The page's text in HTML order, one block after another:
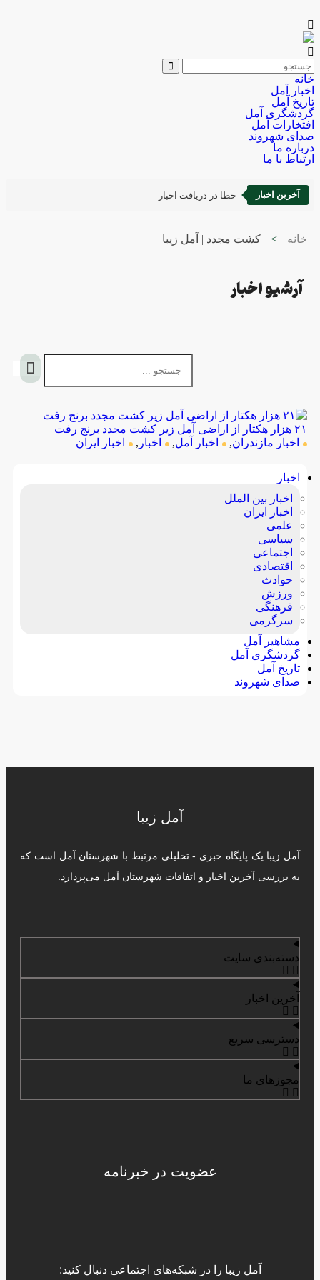
خانه
اخبار آمل
تاریخ آمل
گردشگری آمل
افتخارات آمل
صدای شهروند
درباره ما
ارتباط با ما
آخرین اخبار خطا در دریافت اخبار
خانه > کشت مجدد | آمل زیبا
آرشیو اخبار
۲۱ هزار هکتار از اراضی آمل زیر کشت مجدد برنج رفت
اخبار مازندران, اخبار آمل, اخبار , اخبار ایران
اخبار
اخبار بین الملل
اخبار ایران
علمی
سیاسی
اجتماعی
اقتصادی
حوادث
ورزش
فرهنگی
سرگرمی
مشاهیر آمل
گردشگری آمل
تاریخ آمل
صدای شهروند
آمل زیبا
آمل زیبا یک پایگاه خبری - تحلیلی مرتبط با شهرستان آمل است که
به بررسی آخرین اخبار و اتفاقات شهرستان آمل می‌پردازد.
دسته‌بندی سایت
آخرین اخبار
دسترسی سریع
مجوزهای ما
عضویت در خبرنامه
آمل زیبا را در شبکه‌های اجتماعی دنبال کنید: